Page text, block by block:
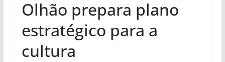
Olhão prepara plano
estratégico para a
cultura